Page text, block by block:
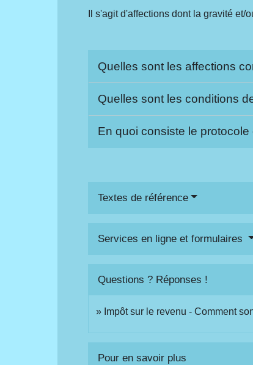
Il s'agit d'affections dont la gravité
Quelles sont les affections
Quelles sont les conditions
En quoi consiste le protocole
Textes de référence
Services en ligne et formulaires
Questions ? Réponses !
Impôt sur le revenu - Comment
Pour en savoir plus